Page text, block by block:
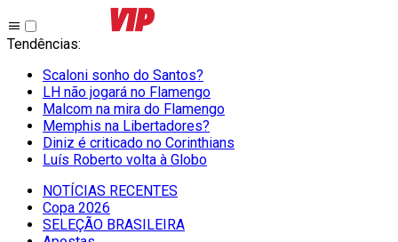
Tendências:
Scaloni sonho do Santos?
LH não jogará no Flamengo
Malcom na mira do Flamengo
Memphis na Libertadores?
Diniz é criticado no Corinthians
Luís Roberto volta à Globo
NOTÍCIAS RECENTES
Copa 2026
SELEÇÃO BRASILEIRA